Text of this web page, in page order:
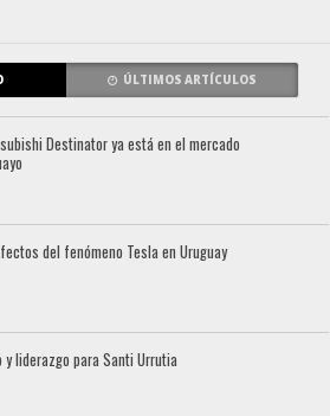
ÚLTIMOS ARTÍCULOS
Destinator ya está en el mercado
del fenómeno Tesla en Uruguay
y liderazgo para Santi Urrutia